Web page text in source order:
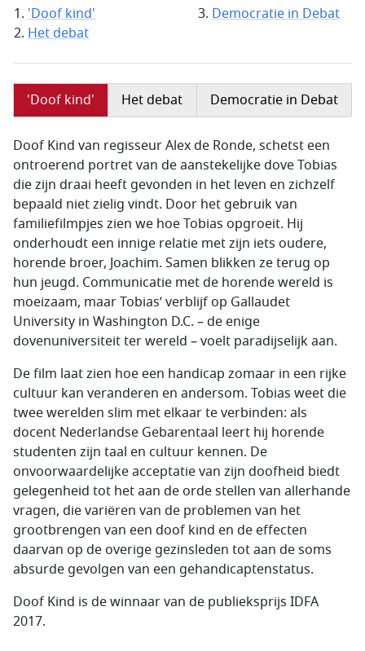
'Doof kind'
Het debat
Democratie in Debat
'Doof kind' Het debat Democratie in Debat
Doof Kind van regisseur Alex de Ronde, schetst een
ontroerend portret van de aanstekelijke dove Tobias
die zijn draai heeft gevonden in het leven en zichzelf
bepaald niet zielig vindt. Door het gebruik van
familiefilmpjes zien we hoe Tobias opgroeit. Hij
onderhoudt een innige relatie met zijn iets oudere,
horende broer, Joachim. Samen blikken ze terug op
hun jeugd. Communicatie met de horende wereld is
moeizaam, maar Tobias’ verblijf op Gallaudet
University in Washington D.C. – de enige
dovenuniversiteit ter wereld – voelt paradijselijk aan.
De film laat zien hoe een handicap zomaar in een rijke
cultuur kan veranderen en andersom. Tobias weet die
twee werelden slim met elkaar te verbinden: als
docent Nederlandse Gebarentaal leert hij horende
studenten zijn taal en cultuur kennen. De
onvoorwaardelijke acceptatie van zijn doofheid biedt
gelegenheid tot het aan de orde stellen van allerhande
vragen, die variëren van de problemen van het
grootbrengen van een doof kind en de effecten
daarvan op de overige gezinsleden tot aan de soms
absurde gevolgen van een gehandicaptenstatus.
Doof Kind is de winnaar van de publieksprijs IDFA
2017.